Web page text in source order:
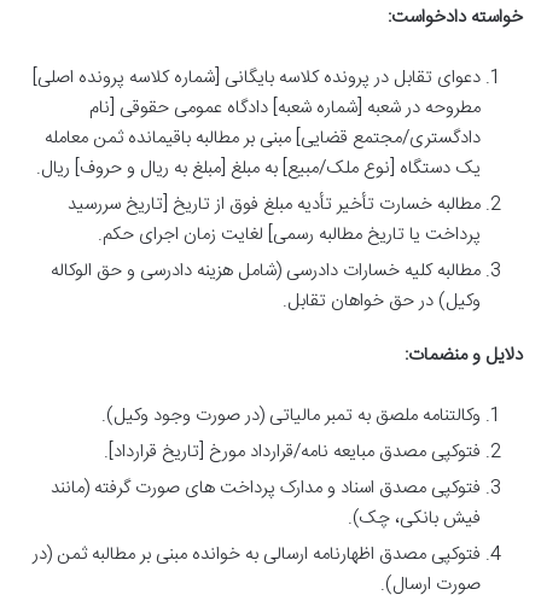
خواسته دادخواست:
دعوای تقابل در پرونده کلاسه بایگانی [شماره کلاسه پرونده اصلی]
مطروحه در شعبه [شماره شعبه] دادگاه عمومی حقوقی [نام
دادگستری/مجتمع قضایی] مبنی بر مطالبه باقیمانده ثمن معامله
یک دستگاه [نوع ملک/مبیع] به مبلغ [مبلغ به ریال و حروف] ریال.
مطالبه خسارت تأخیر تأدیه مبلغ فوق از تاریخ [تاریخ سررسید
پرداخت یا تاریخ مطالبه رسمی] لغایت زمان اجرای حکم.
مطالبه کلیه خسارات دادرسی (شامل هزینه دادرسی و حق الوکاله
وکیل) در حق خواهان تقابل.
دلایل و منضمات:
وکالتنامه ملصق به تمبر مالیاتی (در صورت وجود وکیل).
فتوکپی مصدق مبایعه نامه/قرارداد مورخ [تاریخ قرارداد].
فتوکپی مصدق اسناد و مدارک پرداخت های صورت گرفته (مانند
فیش بانکی، چک).
فتوکپی مصدق اظهارنامه ارسالی به خوانده مبنی بر مطالبه ثمن (در
صورت ارسال).